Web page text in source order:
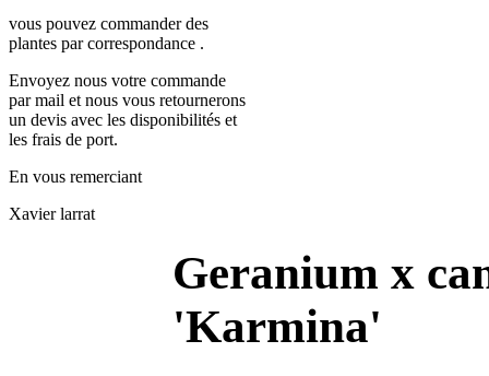
vous pouvez commander des
plantes par correspondance .
Envoyez nous votre commande
par mail et nous vous retournerons
un devis avec les disponibilités et
les frais de port.
En vous remerciant
Xavier larrat
Geranium x
'Karmina'